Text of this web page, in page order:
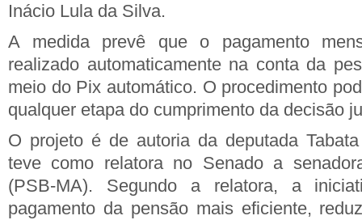
Inácio Lula da Silva.
A medida prevê que o pagamento
realizado automaticamente na conta da
meio do Pix automático. O procedimento
qualquer etapa do cumprimento da decisão
O projeto é de autoria da deputada
teve como relatora no Senado a
(PSB-MA). Segundo a relatora, a
pagamento da pensão mais eficiente,